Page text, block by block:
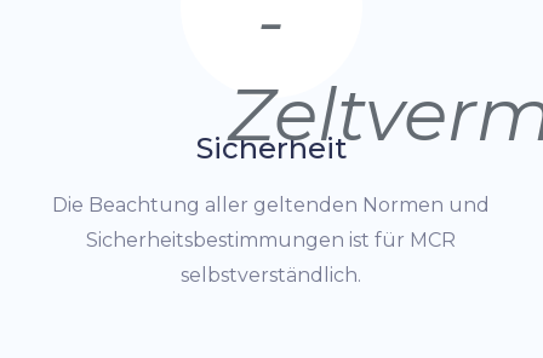
Sicherheit
Die Beachtung aller geltenden Normen und
Sicherheitsbestimmungen ist für MCR
selbstverständlich.